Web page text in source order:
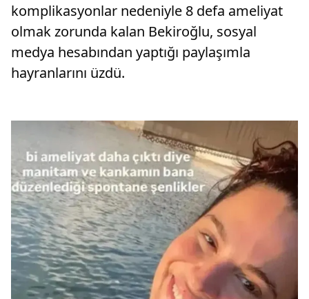
komplikasyonlar nedeniyle 8 defa ameliyat
olmak zorunda kalan Bekiroğlu, sosyal
medya hesabından yaptığı paylaşımla
hayranlarını üzdü.